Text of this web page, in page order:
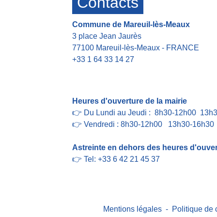
Commune de Mareuil-lès-Meaux
3 place Jean Jaurès
77100 Mareuil-lès-Meaux - FRANCE
+33 1 64 33 14 27
Heures d'ouverture de la mairie
👉 Du Lundi au Jeudi : 8h30-12h00
👉 Vendredi : 8h30-12h00 13h30-16h30
Astreinte en dehors des heures
👉 Tel: +33 6 42 21 45 37
Mentions légales - Politique de